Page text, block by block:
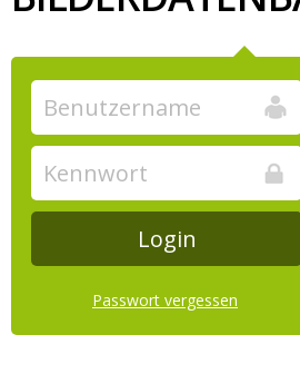
Passwort vergessen